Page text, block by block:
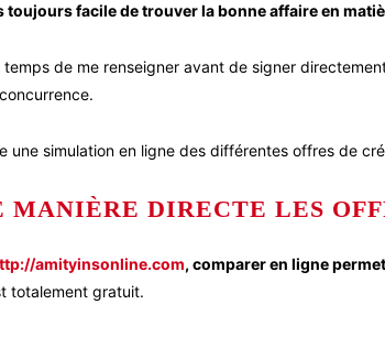
toujours facile de trouver la bonne affaire en
de me renseigner avant de signer
une simulation en ligne des différentes offres de
MANIÈRE DIRECTE LES
amityinsonline.com, comparer en ligne
totalement gratuit.